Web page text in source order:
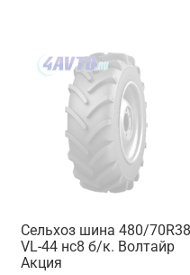
Сельхоз шина 480/70R38
VL-44 нс8 б/к. Волтайр
Акция